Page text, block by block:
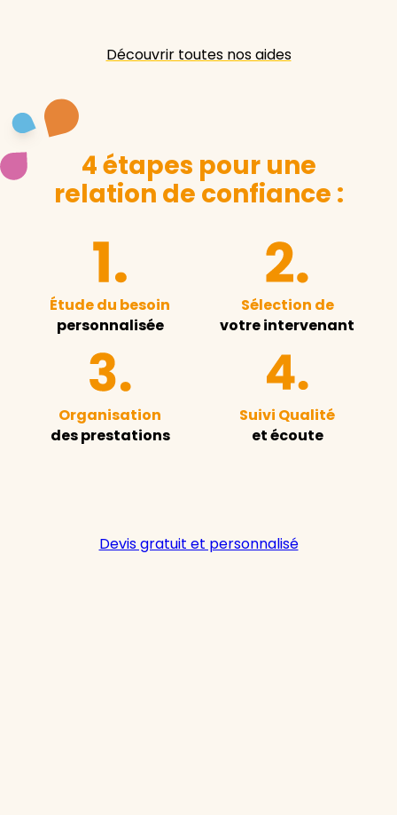
Découvrir toutes nos aides
4 étapes pour une
relation de confiance :
Étude du besoin
personnalisée
Sélection de
votre intervenant
Organisation
des prestations
Suivi Qualité
et écoute
Devis gratuit et personnalisé